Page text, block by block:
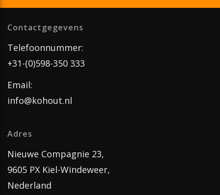
Contactgegevens
Telefoonnummer:
+31-(0)598-350 333
Email:
info@kohout.nl
Adres
Nieuwe Compagnie 23,
9605 PX Kiel-Windeweer,
Nederland